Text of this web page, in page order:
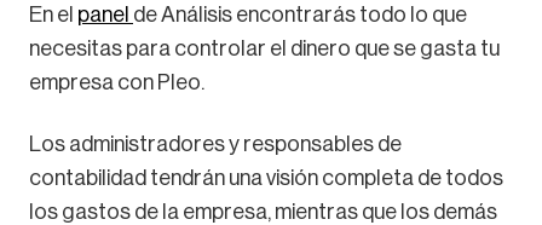
En el panel de Análisis encontrarás todo lo que
necesitas para controlar el dinero que se gasta tu
empresa con Pleo.
Los administradores y responsables de
contabilidad tendrán una visión completa de todos
los gastos de la empresa, mientras que los demás